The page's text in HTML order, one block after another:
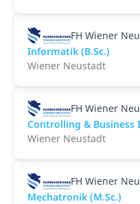
FH Wiener
Informatik (B.Sc.)
Wiener Neustadt
FH Wiener
Controlling & Business
Wiener Neustadt
FH Wiener
Mechatronik (M.Sc.)